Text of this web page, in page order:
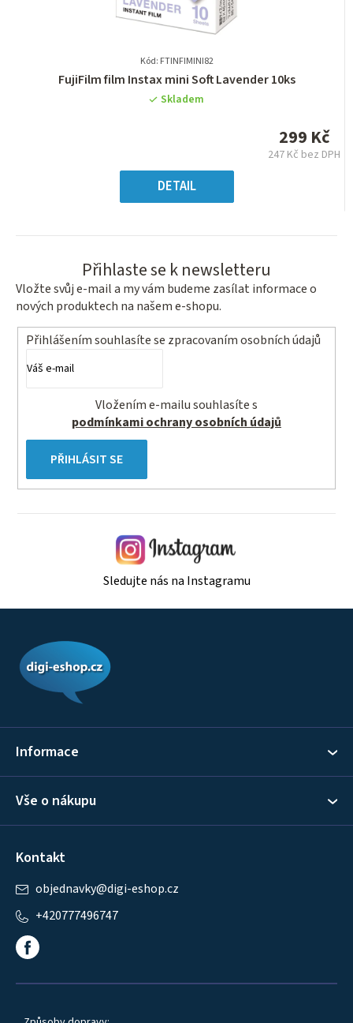
Kód: FTINFIMINI82
Průměrné
hodnocení
5
hvězdiček.
FujiFilm film Instax mini Soft Lavender 10ks
Skladem
299 Kč
247 Kč bez DPH
DETAIL
Přihlaste se k newsletteru
Vložte svůj e-mail a my vám budeme zasílat informace o
nových produktech na našem e-shopu.
Přihlášením souhlasíte se zpracovaním osobních údajů
podmínkami ochrany osobních údajů
PŘIHLÁSIT SE
Sledujte nás na Instagramu
Informace
Vše o nákupu
Kontakt
objednavky@digi-eshop.cz
+420777496747